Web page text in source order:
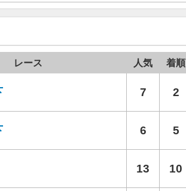
レース 人気 着順
7 2
6 5
13 10